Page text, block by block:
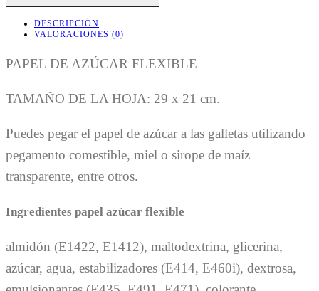
CANTIDAD
DESCRIPCIÓN
VALORACIONES (0)
PAPEL DE AZÚCAR FLEXIBLE
TAMAÑO DE LA HOJA: 29 x 21 cm.
Puedes pegar el papel de azúcar a las galletas utilizando
pegamento comestible, miel o sirope de maíz
transparente, entre otros.
Ingredientes papel azúcar flexible
almidón (E1422, E1412), maltodextrina, glicerina,
azúcar, agua, estabilizadores (E414, E460i), dextrosa,